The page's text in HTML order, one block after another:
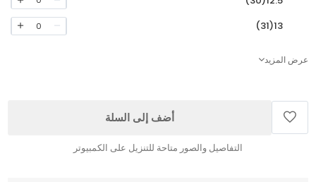
13(31)
0
عرض المزيد
أضف إلى السلة
التفاصيل والصور متاحة للتنزيل على الكمبيوتر